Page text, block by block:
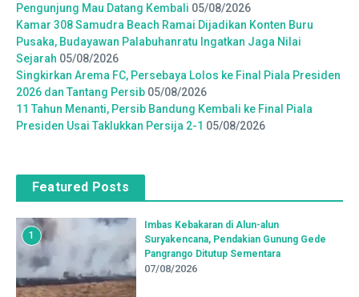
Pengunjung Mau Datang Kembali 05/08/2026
Kamar 308 Samudra Beach Ramai Dijadikan Konten Buru
Pusaka, Budayawan Palabuhanratu Ingatkan Jaga Nilai
Sejarah 05/08/2026
Singkirkan Arema FC, Persebaya Lolos ke Final Piala Presiden
2026 dan Tantang Persib 05/08/2026
11 Tahun Menanti, Persib Bandung Kembali ke Final Piala
Presiden Usai Taklukkan Persija 2-1 05/08/2026
Featured Posts
1
Imbas Kebakaran di Alun-alun
Suryakencana, Pendakian Gunung Gede
Pangrango Ditutup Sementara
07/08/2026